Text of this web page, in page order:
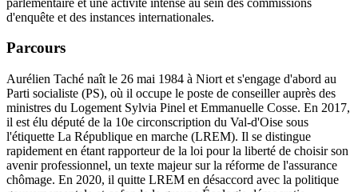
d'enquête et des instances internationales.
Parcours
Aurélien Taché naît le 26 mai 1984 à Niort et s'engage d'abord au
Parti socialiste (PS), où il occupe le poste de conseiller auprès des
ministres du Logement Sylvia Pinel et Emmanuelle Cosse. En 2017,
il est élu député de la 10e circonscription du Val-d'Oise sous
l'étiquette La République en marche (LREM). Il se distingue
rapidement en étant rapporteur de la loi pour la liberté de choisir son
avenir professionnel, un texte majeur sur la réforme de l'assurance
chômage. En 2020, il quitte LREM en désaccord avec la politique